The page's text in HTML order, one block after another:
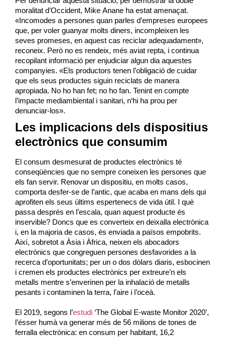
moralitat d’Occident, Mike Anane ha estat amenaçat.
«Incomodes a persones quan parles d’empreses europees
que, per voler guanyar molts diners, incompleixen les
seves promeses, en aquest cas reciclar adequadament»,
reconeix. Però no es rendeix, més aviat repta, i continua
recopilant informació per enjudiciar algun dia aquestes
companyies. «Els productors tenen l’obligació de cuidar
que els seus productes siguin reciclats de manera
apropiada. No ho han fet; no ho fan. Tenint en compte
l’impacte mediambiental i sanitari, n‘hi ha prou per
denunciar-los».
Les implicacions dels dispositius
electrònics que consumim
El consum desmesurat de productes electrònics té
conseqüències que no sempre coneixen les persones que
els fan servir. Renovar un dispositiu, en molts casos,
comporta desfer-se de l’antic, que acaba en mans dels qui
aprofiten els seus últims espertenecs de vida útil. I què
passa després en l’escala, quan aquest producte és
inservible? Doncs que es converteix en deixalla electrònica
i, en la majoria de casos, és enviada a països empobrits.
Així, sobretot a Àsia i Àfrica, neixen els abocadors
electrònics que congreguen persones desfavorides a la
recerca d’oportunitats; per un o dos dòlars diaris, esbocinen
i cremen els productes electrònics per extreure’n els
metalls mentre s’enverinen per la inhalació de metalls
pesants i contaminen la terra, l’aire i l’oceà.
El 2019, segons l’estudi ‘The Global E-waste Monitor 2020’,
l’ésser humà va generar més de 56 milions de tones de
ferralla electrònica: en consum per habitant, 16,2